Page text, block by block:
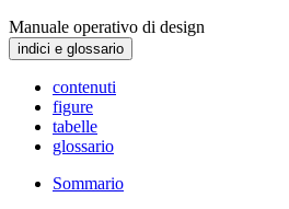
Manuale operativo di design
indici e glossario
contenuti
figure
tabelle
glossario
Sommario